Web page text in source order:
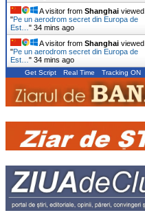
A visitor from Shanghai viewed
"Pe un aerodrom secret din Europa de
Est… " 34 mins ago
A visitor from Shanghai viewed
"Pe un aerodrom secret din Europa de
Est… " 34 mins ago
Get Script Real Time Tracking ON